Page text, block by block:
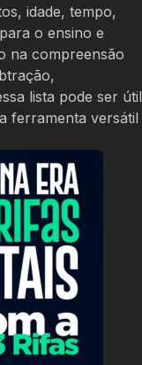
idade, tempo,
o ensino e
na compreensão
lista pode ser útil
ferramenta versátil